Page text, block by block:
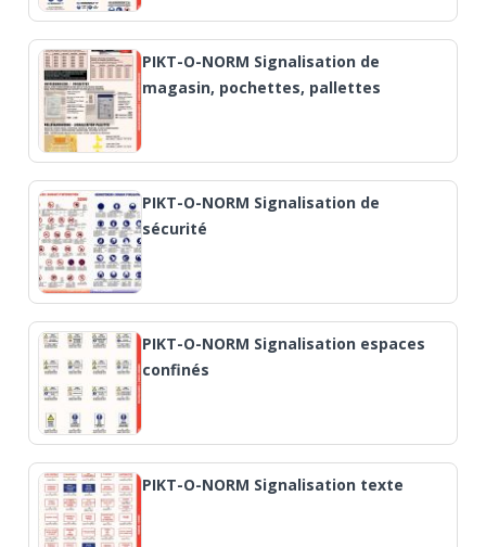
PIKT-O-NORM Signalisation de
magasin, pochettes, pallettes
PIKT-O-NORM Signalisation de
sécurité
PIKT-O-NORM Signalisation espaces
confinés
PIKT-O-NORM Signalisation texte